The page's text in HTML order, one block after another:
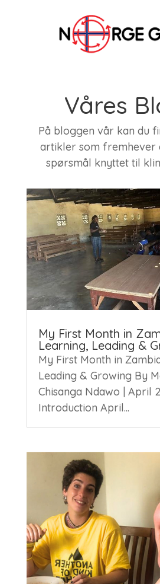
Våres
På bloggen vår kan du
artikler som fremhever
spørsmål knyttet til
My First Month in
Learning, Leading &
My First Month in
Leading & Growing By
Chisanga Ndawo | April
Introduction April...